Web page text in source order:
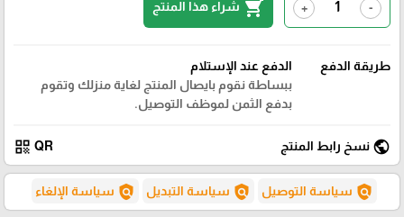
-
+
shopping_cart شراء هذا المنتج
طريقة الدفع
الدفع عند الإستلام
ببساطة نقوم بايصال المنتج لغاية منزلك وتقوم
بدفع الثمن لموظف التوصيل.
public نسخ رابط المنتج QR
qr_code
policy سياسة التوصيل policy سياسة التبديل policy سياسة الإلغاء